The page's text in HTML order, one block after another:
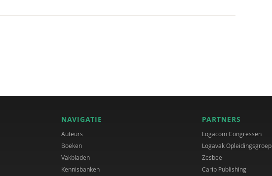
NAVIGATIE
Auteurs
Boeken
Vakbladen
Kennisbanken
PARTNERS
Logacom Congressen
Logavak Opleidingsgroep
Zesbee
Carib Publishing